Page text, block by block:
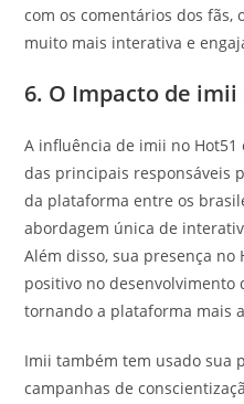
com os comentários dos fãs,
muito mais interativa e
6. O Impacto de imii
A influência de imii no Hot51
das principais responsáveis
da plataforma entre os
abordagem única de
Além disso, sua presença
positivo no
tornando a plataforma mais
Imii também tem usado sua
campanhas de